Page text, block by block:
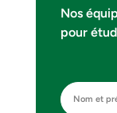
Nos
pour